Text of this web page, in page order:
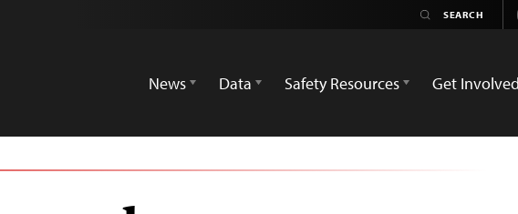
News
Data Safety Resources Get Involved